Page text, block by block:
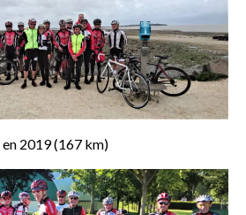
en 2019 (167 km)